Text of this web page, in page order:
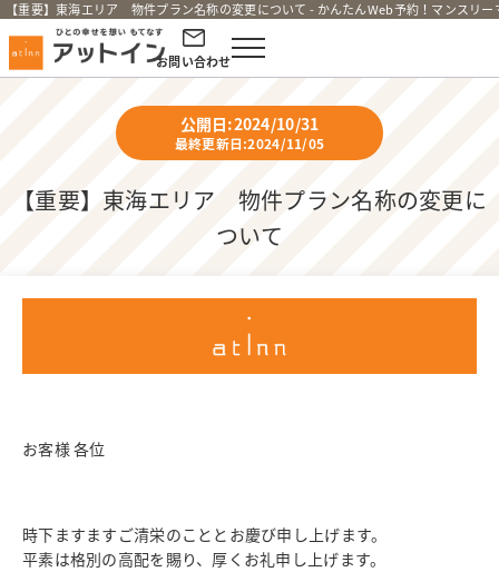
【重要】東海エリア 物件プラン名称の変更について - かんたんWeb予約！マンスリ
お問い合わせ
公開日:2024/10/31
最終更新日:2024/11/05
【重要】東海エリア 物件プラン名称の変更に
ついて
お客様 各位
時下ますますご清栄のこととお慶び申し上げます。
平素は格別の高配を賜り、厚くお礼申し上げます。